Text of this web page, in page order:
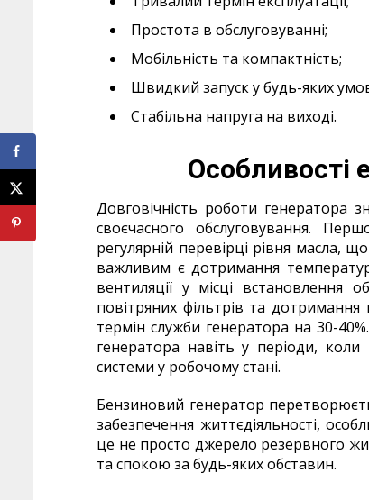
Простота в обслуговуванні;
Мобільність та компактність;
Швидкий запуск у будь-яких
Стабільна напруга на виході.
Особливості
Довговічність роботи генератора
своєчасного обслуговування.
регулярній перевірці рівня масла,
важливим є дотримання
вентиляції у місці встановлення
повітряних фільтрів та
термін служби генератора на 30-
генератора навіть у періоди,
системи у робочому стані.
Бензиновий генератор
забезпечення життєдіяльності,
це не просто джерело резервного
та спокою за будь-яких обставин.